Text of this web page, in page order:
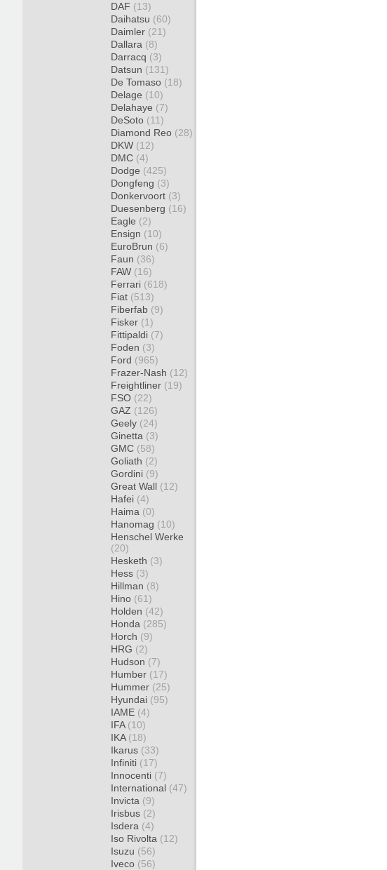
DAF (13)
Daihatsu (60)
Daimler (21)
Dallara (8)
Darracq (3)
Datsun (131)
De Tomaso (18)
Delage (10)
Delahaye (7)
DeSoto (11)
Diamond Reo (28)
DKW (12)
DMC (4)
Dodge (425)
Dongfeng (3)
Donkervoort (3)
Duesenberg (16)
Eagle (2)
Ensign (10)
EuroBrun (6)
Faun (36)
FAW (16)
Ferrari (618)
Fiat (513)
Fiberfab (9)
Fisker (1)
Fittipaldi (7)
Foden (3)
Ford (965)
Frazer-Nash (12)
Freightliner (19)
FSO (22)
GAZ (126)
Geely (24)
Ginetta (3)
GMC (58)
Goliath (2)
Gordini (9)
Great Wall (12)
Hafei (4)
Haima (0)
Hanomag (10)
Henschel Werke
(20)
Hesketh (3)
Hess (3)
Hillman (8)
Hino (61)
Holden (42)
Honda (285)
Horch (9)
HRG (2)
Hudson (7)
Humber (17)
Hummer (25)
Hyundai (95)
IAME (4)
IFA (10)
IKA (18)
Ikarus (33)
Infiniti (17)
Innocenti (7)
International (47)
Invicta (9)
Irisbus (2)
Isdera (4)
Iso Rivolta (12)
Isuzu (56)
Iveco (56)